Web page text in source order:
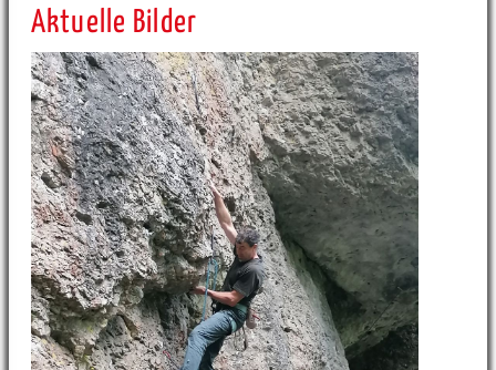
Aktuelle Bilder